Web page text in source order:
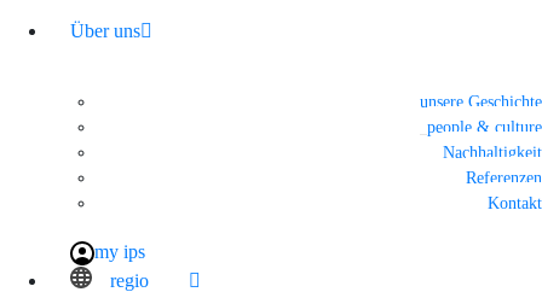
Über uns
unsere Geschichte
people & culture
Nachhaltigkeit
Referenzen
Kontakt
my ips
regio